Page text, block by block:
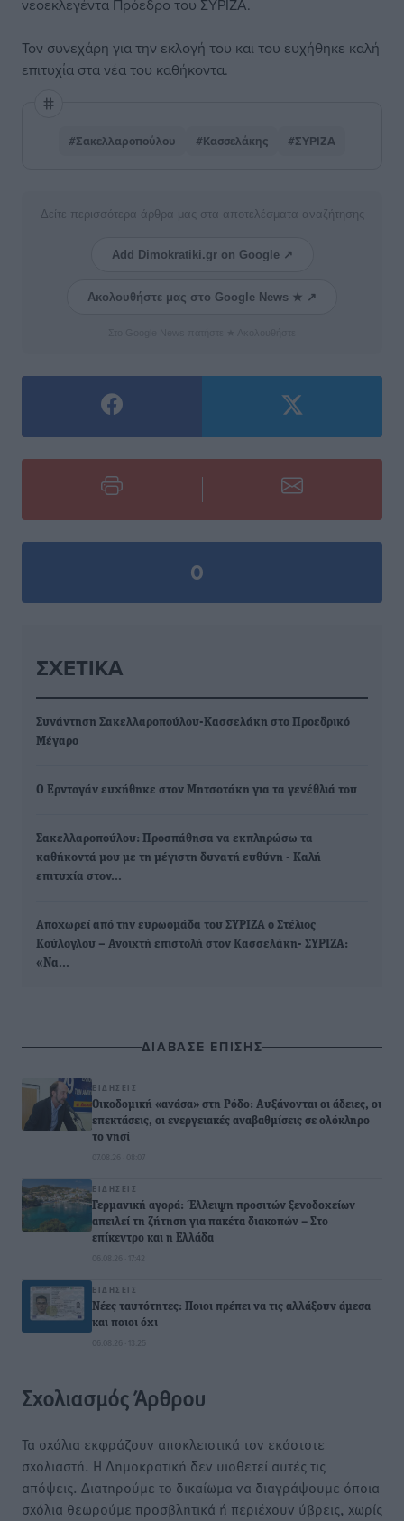
νεοεκλεγέντα Πρόεδρο του ΣΥΡΙΖΑ.
Τον συνεχάρη για την εκλογή του και του ευχήθηκε καλή
επιτυχία στα νέα του καθήκοντα.
#Σακελλαροπούλου #Κασσελάκης #ΣΥΡΙΖΑ
Δείτε περισσότερα άρθρα μας στα αποτελέσματα αναζήτησης
Add Dimokratiki.gr on Google ↗
Ακολουθήστε μας στο Google News ★ ↗
0
ΣΧΕΤΙΚΆ
Συνάντηση Σακελλαροπούλου-Κασσελάκη στο Προεδρικό
Μέγαρο
Ο Ερντογάν ευχήθηκε στον Μητσοτάκη για τα γενέθλιά του
Σακελλαροπούλου: Προσπάθησα να εκπληρώσω τα
καθήκοντά μου με τη μέγιστη δυνατή ευθύνη - Καλή
επιτυχία στον…
Αποχωρεί από την ευρωομάδα του ΣΥΡΙΖΑ ο Στέλιος
Κούλογλου – Ανοιχτή επιστολή στον Κασσελάκη- ΣΥΡΙΖΑ:
«Να…
ΔΙΑΒΑΣΕ ΕΠΙΣΗΣ
ΕΙΔΉΣΕΙΣ
Οικοδομική «ανάσα» στη Ρόδο: Αυξάνονται οι άδειες, οι
επεκτάσεις, οι ενεργειακές αναβαθμίσεις σε ολόκληρο
το νησί
07.08.26 · 08:07
ΕΙΔΉΣΕΙΣ
Γερμανική αγορά: Έλλειψη προσιτών ξενοδοχείων
απειλεί τη ζήτηση για πακέτα διακοπών – Στο
επίκεντρο και η Ελλάδα
06.08.26 · 17:42
ΕΙΔΉΣΕΙΣ
Νέες ταυτότητες: Ποιοι πρέπει να τις αλλάξουν άμεσα
και ποιοι όχι
06.08.26 · 13:25
Σχολιασμός Άρθρου
Τα σχόλια εκφράζουν αποκλειστικά τον εκάστοτε
σχολιαστή. Η Δημοκρατική δεν υιοθετεί αυτές τις
απόψεις. Διατηρούμε το δικαίωμα να διαγράψουμε όποια
σχόλια θεωρούμε προσβλητικά ή περιέχουν ύβρεις, χωρίς